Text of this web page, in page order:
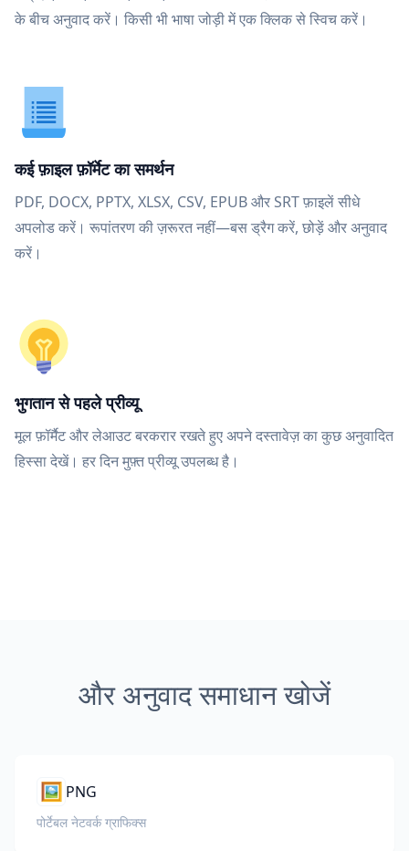
के बीच अनुवाद करें। किसी भी भाषा जोड़ी में एक क्लिक से स्विच करें।
कई फ़ाइल फ़ॉर्मेट का समर्थन
PDF, DOCX, PPTX, XLSX, CSV, EPUB और SRT फ़ाइलें सीधे
अपलोड करें। रूपांतरण की ज़रूरत नहीं—बस ड्रैग करें, छोड़ें और अनुवाद
करें।
भुगतान से पहले प्रीव्यू
मूल फ़ॉर्मैट और लेआउट बरकरार रखते हुए अपने दस्तावेज़ का कुछ अनुवादित
हिस्सा देखें। हर दिन मुफ़्त प्रीव्यू उपलब्ध है।
और अनुवाद समाधान खोजें
🖼️ PNG
पोर्टेबल नेटवर्क ग्राफिक्स